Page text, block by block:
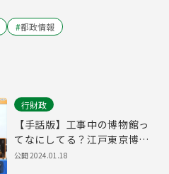
#都政情報
行財政
【手話版】工事中の博物館っ
てなにしてる？江戸東京博物
館大調査！（令和6年1月12日
公開2024.01.18